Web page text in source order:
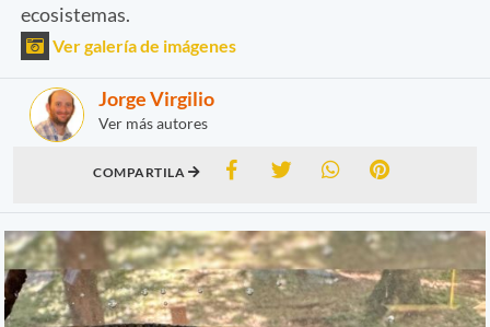
ecosistemas.
Ver galería de imágenes
Jorge Virgilio
Ver más autores
COMPARTILA